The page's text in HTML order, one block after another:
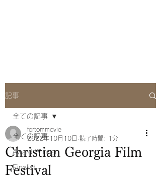
記事
全ての記事
Award Winner
Finalist
全ての記事
Christian Georgia Film
Festival
fortommovie
2022年10月10日 読了時間: 1分